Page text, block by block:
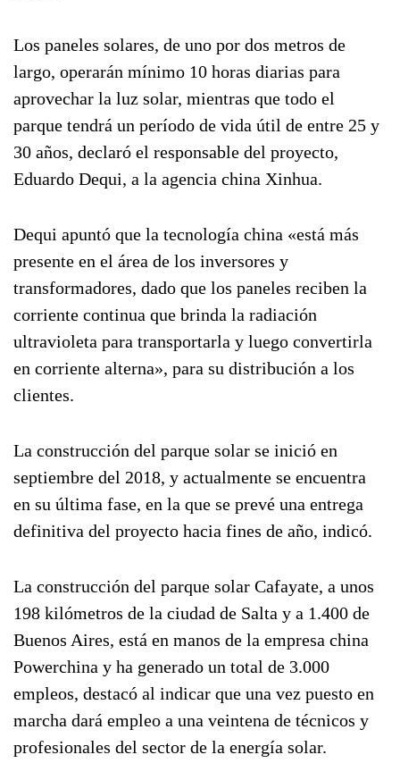
Los paneles solares, de uno por dos metros de
largo, operarán mínimo 10 horas diarias para
aprovechar la luz solar, mientras que todo el
parque tendrá un período de vida útil de entre 25 y
30 años, declaró el responsable del proyecto,
Eduardo Dequi, a la agencia china Xinhua.
Dequi apuntó que la tecnología china «está más
presente en el área de los inversores y
transformadores, dado que los paneles reciben la
corriente continua que brinda la radiación
ultravioleta para transportarla y luego convertirla
en corriente alterna», para su distribución a los
clientes.
La construcción del parque solar se inició en
septiembre del 2018, y actualmente se encuentra
en su última fase, en la que se prevé una entrega
definitiva del proyecto hacia fines de año, indicó.
La construcción del parque solar Cafayate, a unos
198 kilómetros de la ciudad de Salta y a 1.400 de
Buenos Aires, está en manos de la empresa china
Powerchina y ha generado un total de 3.000
empleos, destacó al indicar que una vez puesto en
marcha dará empleo a una veintena de técnicos y
profesionales del sector de la energía solar.